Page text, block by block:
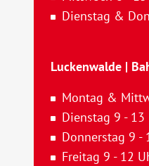
Dienstag &
Luckenwalde |
Montag &
Dienstag 9 - 13
Donnerstag 9 -
Freitag 9 - 12